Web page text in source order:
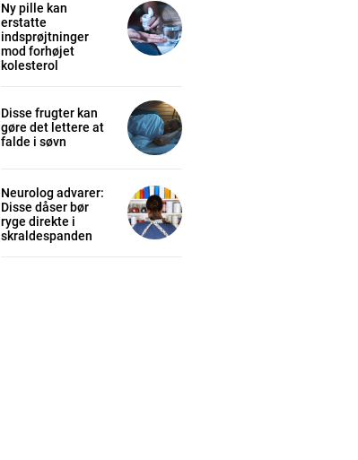
Ny pille kan
erstatte
indsprøjtninger
mod forhøjet
kolesterol
Disse frugter kan
gøre det lettere at
falde i søvn
Neurolog advarer:
Disse dåser bør
ryge direkte i
skraldespanden